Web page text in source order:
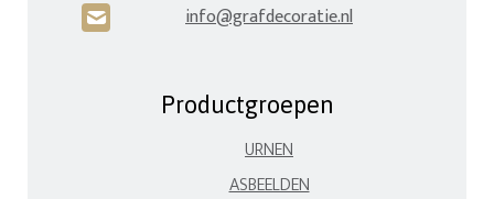
H info@grafdecoratie.nl
Productgroepen
URNEN
ASBEELDEN